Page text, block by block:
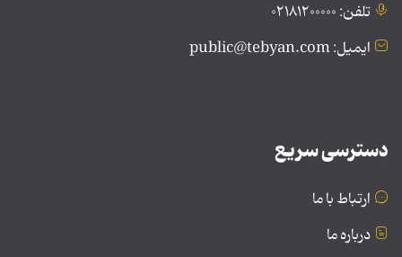
تلفن: ۰۲۱۸۱۲۰۰۰۰۰
ایمیل: public@tebyan.com
دسترسی سریع
ارتباط با ما
درباره ما